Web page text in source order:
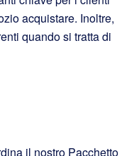
acquistare. Inoltre,
quando si tratta di
il nostro Pacchetto